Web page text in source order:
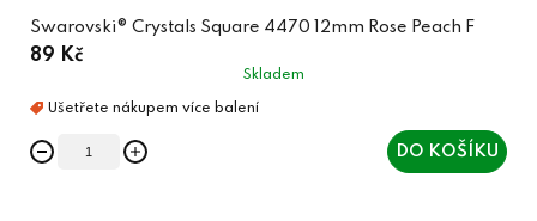
Swarovski® Crystals Square 4470 12mm Rose Peach F
89 Kč
Skladem
DO KOŠÍKU